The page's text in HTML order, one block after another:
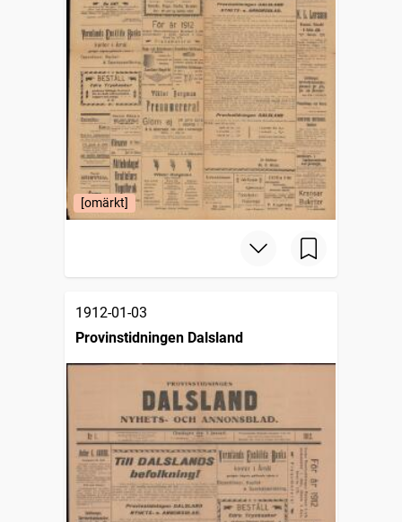
[omärkt]
1912-01-03
Provinstidningen Dalsland